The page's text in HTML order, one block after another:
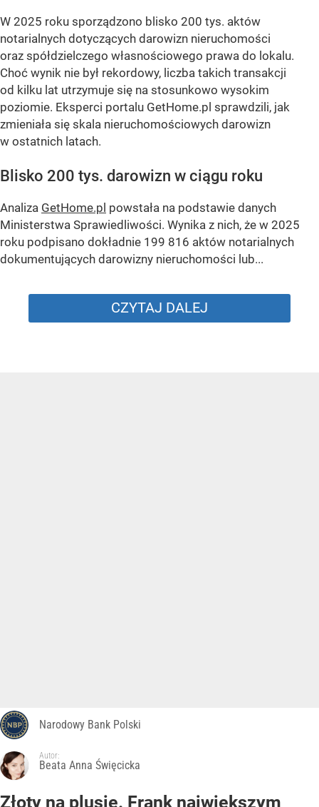
W 2025 roku sporządzono blisko 200 tys. aktów
notarialnych dotyczących darowizn nieruchomości
oraz spółdzielczego własnościowego prawa do lokalu.
Choć wynik nie był rekordowy, liczba takich transakcji
od kilku lat utrzymuje się na stosunkowo wysokim
poziomie. Eksperci portalu GetHome.pl sprawdzili, jak
zmieniała się skala nieruchomościowych darowizn
w ostatnich latach.
Blisko 200 tys. darowizn w ciągu roku
Analiza GetHome.pl powstała na podstawie danych
Ministerstwa Sprawiedliwości. Wynika z nich, że w 2025
roku podpisano dokładnie 199 816 aktów notarialnych
dokumentujących darowizny nieruchomości lub...
CZYTAJ DALEJ
Narodowy Bank Polski
Autor:
Beata Anna Święcicka
Złoty na plusie. Frank największym